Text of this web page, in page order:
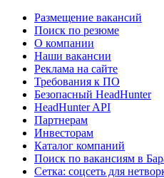
Размещение вакансий
Поиск по резюме
О компании
Наши вакансии
Реклама на сайте
Требования к ПО
Безопасный HeadHunter
HeadHunter API
Партнерам
Инвесторам
Каталог компаний
Поиск по вакансиям в
Сетка: соцсеть для